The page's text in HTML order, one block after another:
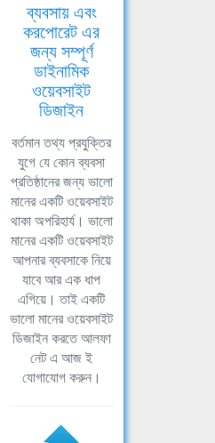
ব্যবসায় এবং
করপোরেট এর
জন্য সম্পূর্ণ
ডাইনামিক
ওয়েবসাইট
ডিজাইন
বর্তমান তথ্য প্রযুক্তির
যুগে যে কোন ব্যবসা
প্রতিষ্ঠানের জন্য ভালো
মানের একটি ওয়েবসাইট
থাকা অপরিহার্য। ভালো
মানের একটি ওয়েবসাইট
আপনার ব্যবসাকে নিয়ে
যাবে আর এক ধাপ
এগিয়ে। তাই একটি
ভালো মানের ওয়েবসাইট
ডিজাইন করতে আলফা
নেট এ আজ ই
যোগাযোগ করুন।